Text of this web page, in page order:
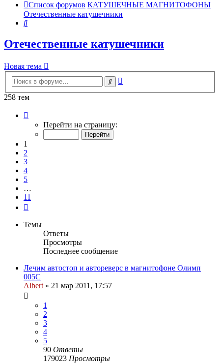
Список форумов КАТУШЕЧНЫЕ МАГНИТОФОНЫ
Отечественные катушечники
Поиск
Отечественные катушечники
Новая тема
Поиск
258 тем
Перейти на страницу:
1
2
3
4
5
…
11
Темы
Ответы
Просмотры
Последнее сообщение
Лечим автостоп и автореверс в магнитофоне Олимп
005С
Albert » 21 мар 2011, 17:57
1
2
3
4
5
90 Ответы
179023 Просмотры